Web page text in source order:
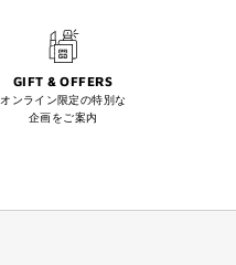
GIFT & OFFERS
オンライン限定の特別な
企画をご案内